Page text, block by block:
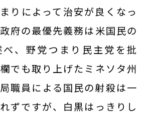
りによって治安が良くなっ
府の最優先義務は米国民の
、野党つまり民主党を批
でも取り上げたミネソタ州
職員による国民の射殺は一
ずですが、白黒はっきりし